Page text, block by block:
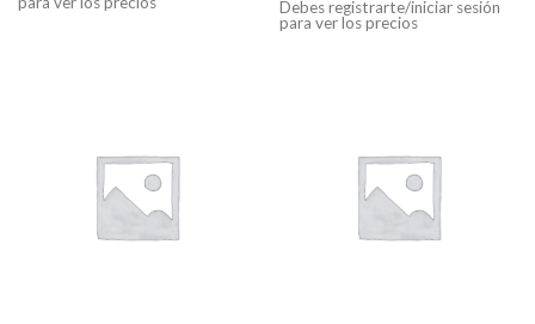
Debes registrarte/iniciar sesión
para ver los precios